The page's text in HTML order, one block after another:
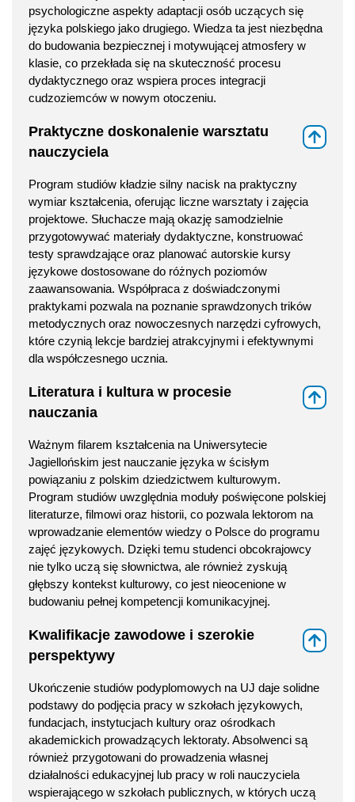
psychologiczne aspekty adaptacji osób uczących się
języka polskiego jako drugiego. Wiedza ta jest niezbędna
do budowania bezpiecznej i motywującej atmosfery w
klasie, co przekłada się na skuteczność procesu
dydaktycznego oraz wspiera proces integracji
cudzoziemców w nowym otoczeniu.
Praktyczne doskonalenie warsztatu
nauczyciela
Program studiów kładzie silny nacisk na praktyczny
wymiar kształcenia, oferując liczne warsztaty i zajęcia
projektowe. Słuchacze mają okazję samodzielnie
przygotowywać materiały dydaktyczne, konstruować
testy sprawdzające oraz planować autorskie kursy
językowe dostosowane do różnych poziomów
zaawansowania. Współpraca z doświadczonymi
praktykami pozwala na poznanie sprawdzonych trików
metodycznych oraz nowoczesnych narzędzi cyfrowych,
które czynią lekcje bardziej atrakcyjnymi i efektywnymi
dla współczesnego ucznia.
Literatura i kultura w procesie
nauczania
Ważnym filarem kształcenia na Uniwersytecie
Jagiellońskim jest nauczanie języka w ścisłym
powiązaniu z polskim dziedzictwem kulturowym.
Program studiów uwzględnia moduły poświęcone polskiej
literaturze, filmowi oraz historii, co pozwala lektorom na
wprowadzanie elementów wiedzy o Polsce do programu
zajęć językowych. Dzięki temu studenci obcokrajowcy
nie tylko uczą się słownictwa, ale również zyskują
głębszy kontekst kulturowy, co jest nieocenione w
budowaniu pełnej kompetencji komunikacyjnej.
Kwalifikacje zawodowe i szerokie
perspektywy
Ukończenie studiów podyplomowych na UJ daje solidne
podstawy do podjęcia pracy w szkołach językowych,
fundacjach, instytucjach kultury oraz ośrodkach
akademickich prowadzących lektoraty. Absolwenci są
również przygotowani do prowadzenia własnej
działalności edukacyjnej lub pracy w roli nauczyciela
wspierającego w szkołach publicznych, w których uczą